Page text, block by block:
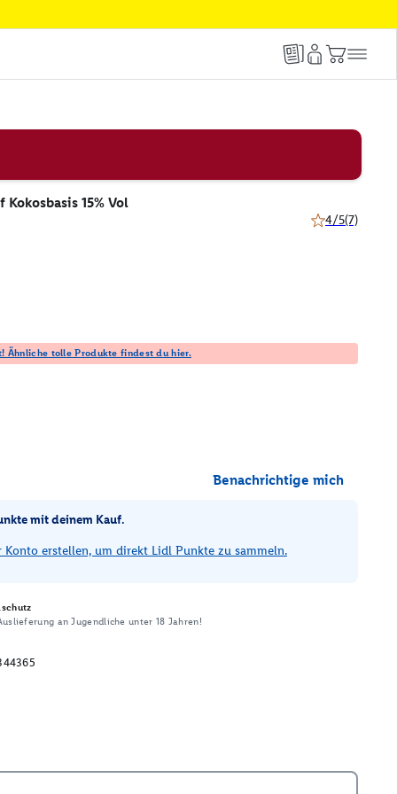
15% Vol
4/5(7)
Ähnliche tolle Produkte findest du hier.
Benachrichtige mich
mit deinem Kauf.
Konto erstellen, um direkt Lidl Punkte zu sammeln.
an Jugendliche unter 18 Jahren!